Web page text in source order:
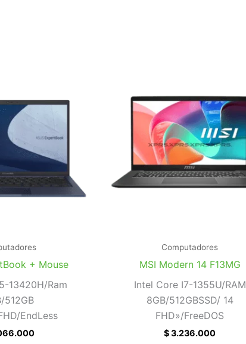
+ Mouse
13420H/Ram
512GB
EndLess
Computadores
MSI Modern 14 F13MG
Intel Core I7-1355U/RAM
8GB/512GBSSD/ 14
FHD»/FreeDOS
$3.236.000